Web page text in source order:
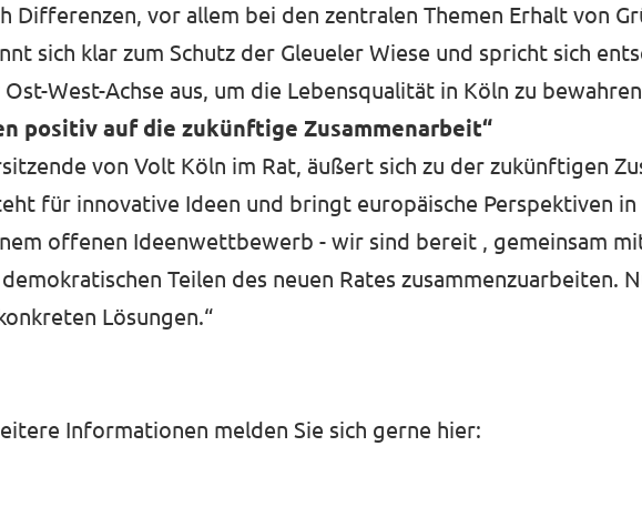
Differenzen, vor allem bei den zentralen Themen Erhalt von
sich klar zum Schutz der Gleueler Wiese und spricht sich
West-Achse aus, um die Lebensqualität in Köln zu
positiv auf die zukünftige Zusammenarbeit“
von Volt Köln im Rat, äußert sich zu der zukünftigen
für innovative Ideen und bringt europäische Perspektiven
offenen Ideenwettbewerb - wir sind bereit , gemeinsam
Teilen des neuen Rates zusammenzuarbeiten.
Lösungen.“
Informationen melden Sie sich gerne hier: